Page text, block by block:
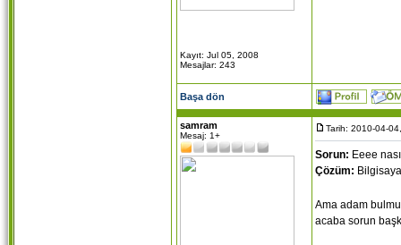
Kayıt: Jul 05, 2008
Mesajlar: 243
Başa dön
samram
Mesaj: 1+
Tarih: 2010-04-
Sorun: Eeee
Çözüm:
Ama adam
acaba sorun